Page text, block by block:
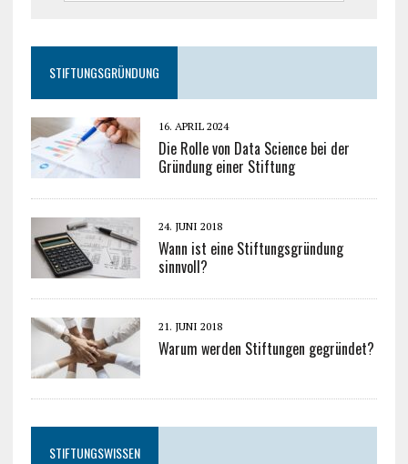
STIFTUNGSGRÜNDUNG
16. APRIL 2024
Die Rolle von Data Science bei der
Gründung einer Stiftung
24. JUNI 2018
Wann ist eine Stiftungsgründung
sinnvoll?
21. JUNI 2018
Warum werden Stiftungen gegründet?
STIFTUNGSWISSEN